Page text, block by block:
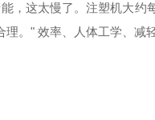
，这太慢了。注塑机大
。" 效率、人体工学、减